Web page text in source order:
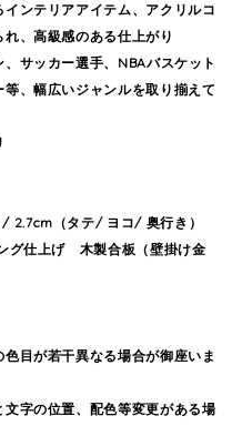
ンテリアアイテム、アクリルコ
、高級感のある仕上がり
サッカー選手、NBAバスケット
、幅広いジャンルを取り揃えて
（タテ/ ヨコ/ 奥行き）
グ仕上げ 木製合板（壁掛け金
目が若干異なる場合が御座いま
文字の位置、配色等変更がある場